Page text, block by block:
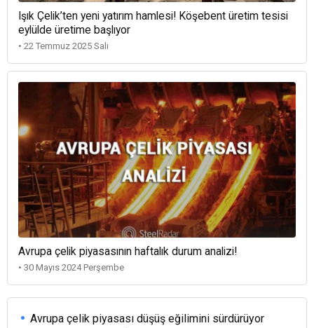
Işık Çelik’ten yeni yatırım hamlesi! Köşebent üretim tesisi
eylülde üretime başlıyor
• 22 Temmuz 2025 Salı
Avrupa çelik piyasasının haftalık durum analizi!
• 30 Mayıs 2024 Perşembe
Avrupa çelik piyasası düşüş eğilimini sürdürüyor